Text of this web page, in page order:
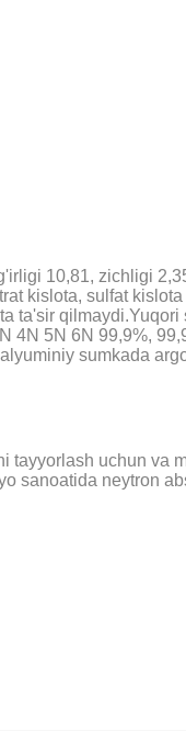
10,81, zichligi
kislota, sulfat
5N 6N 99,9%,
sumkada
uchun
sanoatida neytron